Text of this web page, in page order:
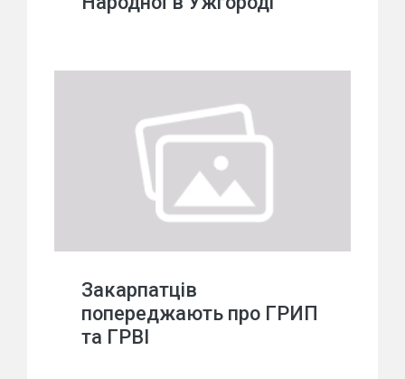
Закарпатців
попереджають про ГРИП
та ГРВІ